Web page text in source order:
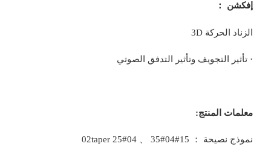
إفكشن ：
الزناد الحركة 3D
· تأثير التجويف وتأثير التدفق الصوتي
معلمات المنتج:
نموذج نصيحة ： 15#02taper 25#04 、 35#04